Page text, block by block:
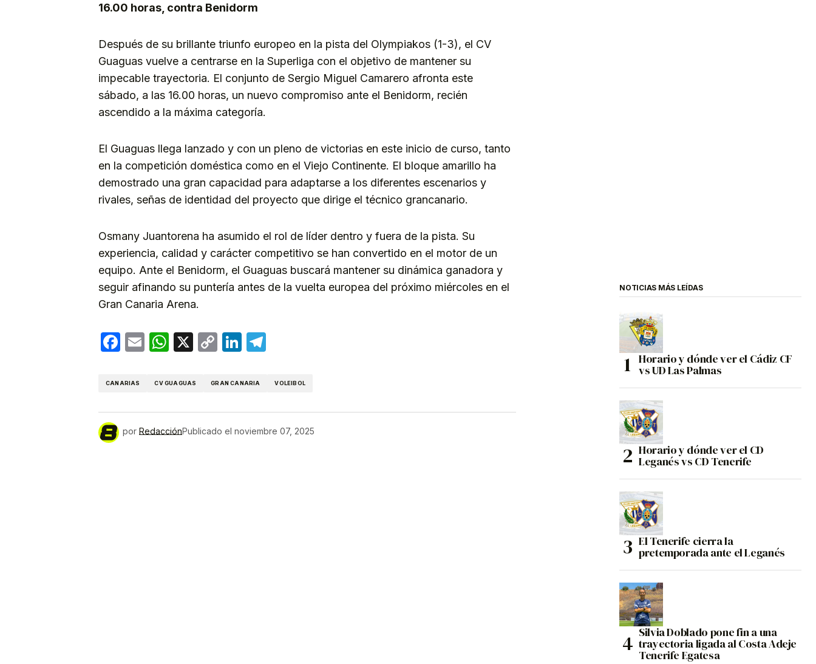
16.00 horas, contra Benidorm
Después de su brillante triunfo europeo en la pista del Olympiakos (1-3), el CV
Guaguas vuelve a centrarse en la Superliga con el objetivo de mantener su
impecable trayectoria. El conjunto de Sergio Miguel Camarero afronta este
sábado, a las 16.00 horas, un nuevo compromiso ante el Benidorm, recién
ascendido a la máxima categoría.
El Guaguas llega lanzado y con un pleno de victorias en este inicio de curso, tanto
en la competición doméstica como en el Viejo Continente. El bloque amarillo ha
demostrado una gran capacidad para adaptarse a los diferentes escenarios y
rivales, señas de identidad del proyecto que dirige el técnico grancanario.
Osmany Juantorena ha asumido el rol de líder dentro y fuera de la pista. Su
experiencia, calidad y carácter competitivo se han convertido en el motor de un
equipo. Ante el Benidorm, el Guaguas buscará mantener su dinámica ganadora y
seguir afinando su puntería antes de la vuelta europea del próximo miércoles en el
Gran Canaria Arena.
Facebook
EmailWhatsApp
X
CopyLinkedIn
CANARIAS CV GUAGUAS GRAN CANARIA VOLEIBOL
por RedacciónPublicado el noviembre 07, 2025
NOTICIAS MÁS LEÍDAS
Horario y dónde ver el Cádiz CF
vs UD Las Palmas
Horario y dónde ver el CD
Leganés vs CD Tenerife
El Tenerife cierra la
pretemporada ante el Leganés
Silvia Doblado pone fin a una
trayectoria ligada al Costa Adeje
Tenerife Egatesa